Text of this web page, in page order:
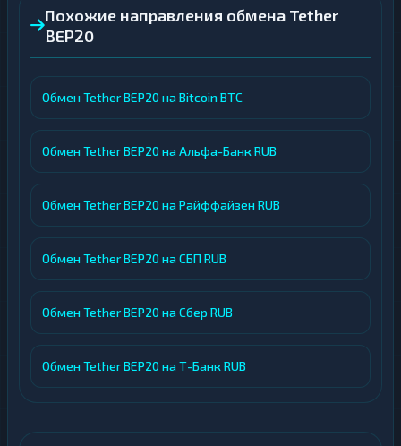
Похожие направления обмена Tether
BEP20
Обмен Tether BEP20 на Bitcoin BTC
Обмен Tether BEP20 на Альфа-Банк RUB
Обмен Tether BEP20 на Райффайзен RUB
Обмен Tether BEP20 на СБП RUB
Обмен Tether BEP20 на Сбер RUB
Обмен Tether BEP20 на Т-Банк RUB